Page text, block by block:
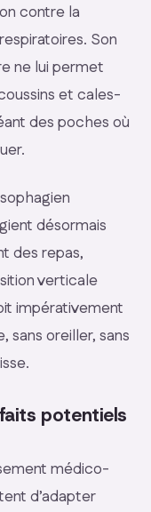
contre la
Son
ne lui permet
et cales-
des poches où
désormais
des repas,
verticale
impérativement
sans oreiller, sans
potentiels
médico-
d’adapter